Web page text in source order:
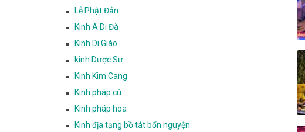
Lễ Phật Đản
Kinh A Di Đà
Kinh Di Giáo
kinh Dược Sư
Kinh Kim Cang
Kinh pháp cú
Kinh pháp hoa
Kinh địa tạng bồ tát bổn nguyện